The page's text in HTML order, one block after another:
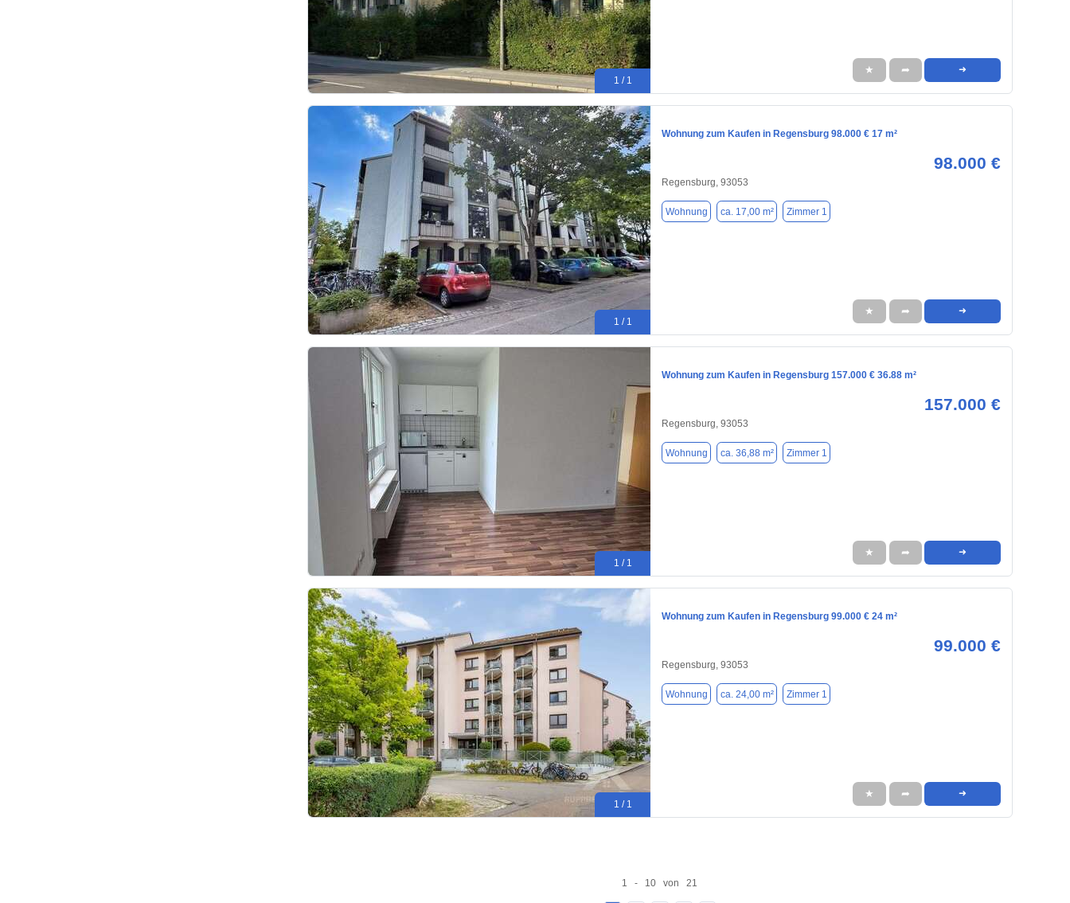
1 / 1
★ ➦ ➜
1 / 1
Wohnung zum Kaufen in Regensburg 98.000 € 17 m²
98.000 €
Regensburg, 93053
Wohnung ca. 17,00 m² Zimmer 1
★ ➦ ➜
1 / 1
Wohnung zum Kaufen in Regensburg 157.000 € 36.88 m²
157.000 €
Regensburg, 93053
Wohnung ca. 36,88 m² Zimmer 1
★ ➦ ➜
1 / 1
Wohnung zum Kaufen in Regensburg 99.000 € 24 m²
99.000 €
Regensburg, 93053
Wohnung ca. 24,00 m² Zimmer 1
★ ➦ ➜
1 - 10 von 21